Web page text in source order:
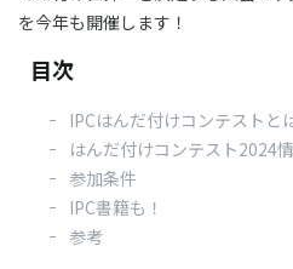
を今年も開催します！
目次
IPCはんだ付けコンテストと
はんだ付けコンテスト2024
参加条件
IPC書籍も！
参考